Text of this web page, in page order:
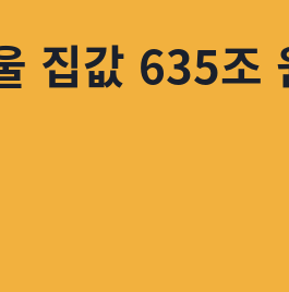
집값 635조